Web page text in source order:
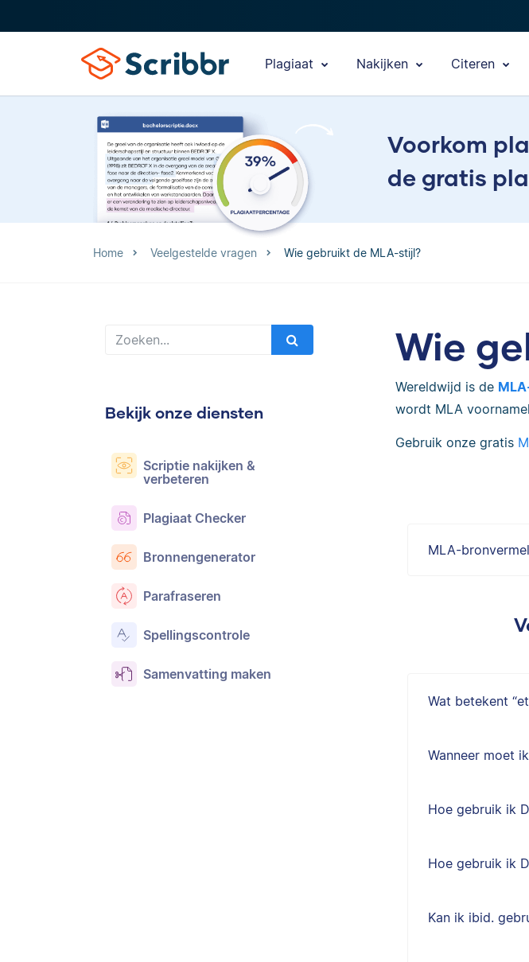
Plagiaat Nakijken Citeren
Voorkom
de gratis
Home Veelgestelde vragen Wie gebruikt de MLA-stijl?
Bekijk onze diensten
Scriptie nakijken &
verbeteren
Plagiaat Checker
Bronnengenerator
Parafraseren
Spellingscontrole
Samenvatting maken
Wie
Wereldwijd is de
wordt MLA
Gebruik onze gratis
MLA-
Wat betekent “et
Wanneer moet
Hoe gebruik ik
Hoe gebruik ik
Kan ik ibid.